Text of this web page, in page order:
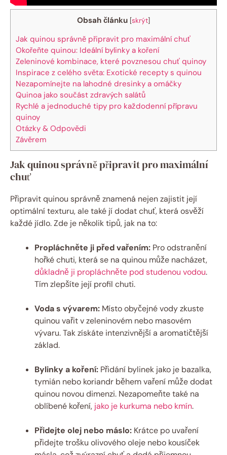
Obsah článku [skrýt]
Jak quinou správně připravit pro maximální chuť
Okořeňte quinou: Ideální bylinky a koření
Zeleninové kombinace, které povznesou chuť quinoy
Inspirace z celého světa: Exotické recepty s quinou
Nezapomínejte na lahodné dresinky a omáčky
Quinoa jako součást zdravých salátů
Rychlé a jednoduché tipy pro každodenní přípravu
quinoy
Otázky & Odpovědi
Závěrem
Jak quinou správně připravit pro maximální
chuť
Připravit quinou správně znamená nejen zajistit její
optimální texturu, ale také jí dodat chuť, která osvěží
každé jídlo. Zde je několik tipů, jak na to:
Propláchněte ji před vařením: Pro odstranění
hořké chuti, která se na quinou může nacházet,
důkladně ji propláchněte pod studenou vodou.
Tím zlepšíte její profil chuti.
Voda s vývarem: Místo obyčejné vody zkuste
quinou vařit v zeleninovém nebo masovém
vývaru. Tak získáte intenzivnější a aromatičtější
základ.
Bylinky a koření: Přidání bylinek jako je bazalka,
tymián nebo koriandr během vaření může dodat
quinou novou dimenzi. Nezapomeňte také na
oblíbené koření, jako je kurkuma nebo kmín.
Přidejte olej nebo máslo: Krátce po uvaření
přidejte trošku olivového oleje nebo kousíček